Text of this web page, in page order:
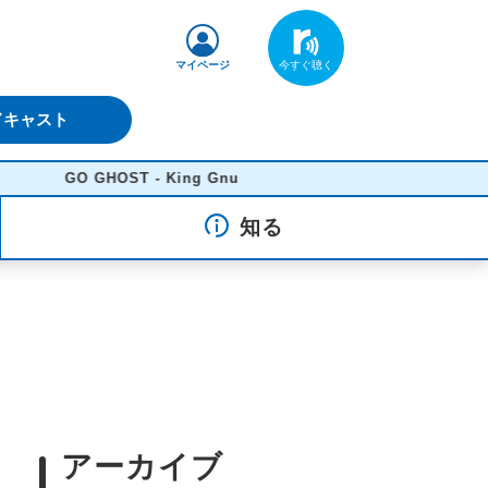
ャスト
マイページ
GO GHOST - King Gnu
知る
アーカイブ